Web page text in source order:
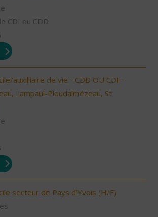
CDI ou CDD
auxilliaire de vie - CDD OU CDI -
Lampaul-Ploudalmézeau, St
secteur de Pays d'Yvois (H/F)